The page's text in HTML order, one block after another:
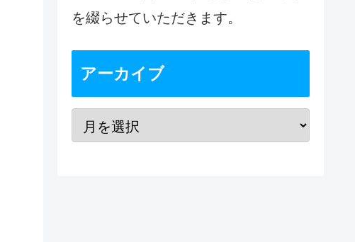
を綴らせていただきます。
アーカイブ